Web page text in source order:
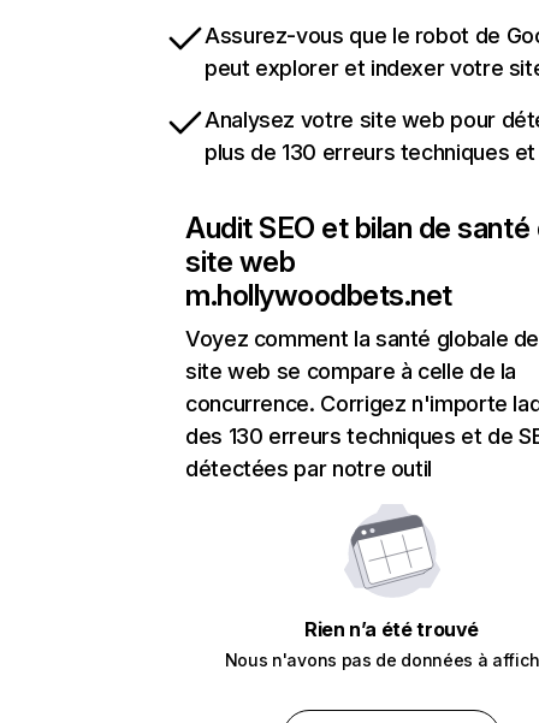
Assurez-vous que le robot de
peut explorer et indexer votre
Analysez votre site web pour
plus de 130 erreurs techniques et
Audit SEO et bilan de santé
site web
m.hollywoodbets.net
Voyez comment la santé globale
site web se compare à celle de la
concurrence. Corrigez n'importe
des 130 erreurs techniques et de
détectées par notre outil
Rien n’a été trouvé
Nous n'avons pas de données à